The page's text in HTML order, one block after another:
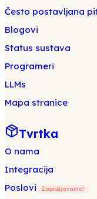
Često postavljana
Blogovi
Status sustava
Programeri
LLMs
Mapa stranice
Tvrtka
O nama
Integracija
Poslovi
Zapošljavamo!